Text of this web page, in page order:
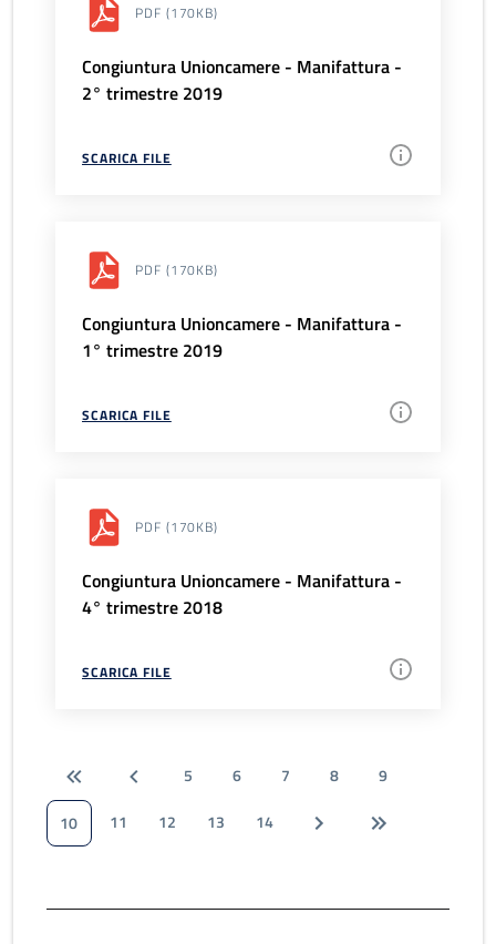
PDF (170KB)
Congiuntura Unioncamere - Manifattura -
2° trimestre 2019
SCARICA FILE
PDF (170KB)
Congiuntura Unioncamere - Manifattura -
1° trimestre 2019
SCARICA FILE
PDF (170KB)
Congiuntura Unioncamere - Manifattura -
4° trimestre 2018
SCARICA FILE
5 6 7 8
9
10
11 12 13 14